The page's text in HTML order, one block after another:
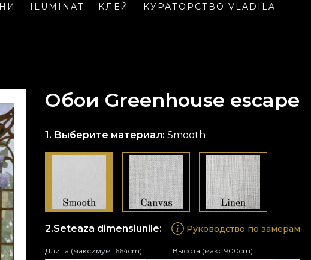
ILUMINAT КЛЕЙ КУРАТОРСТВО VLADILA
Обои Greenhouse escape
Выберите материал:Smooth
Seteaza dimensiunile: Руководство по замерам
Длина (максимум 1664cm) Высота (макс 900cm)